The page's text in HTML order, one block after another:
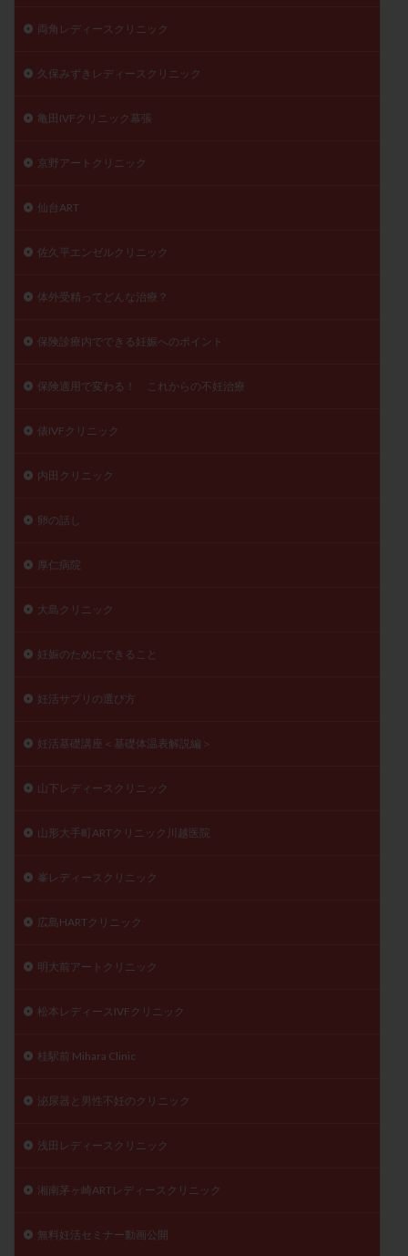
両角レディースクリニック
久保みずきレディースクリニック
亀田IVFクリニック幕張
京野アートクリニック
仙台ART
佐久平エンゼルクリニック
体外受精ってどんな治療？
保険診療内でできる妊娠へのポイント
保険適用で変わる！ これからの不妊治療
俵IVFクリニック
内田クリニック
卵の話し
厚仁病院
大島クリニック
妊娠のためにできること
妊活サプリの選び方
妊活基礎講座＜基礎体温表解説編＞
山下レディースクリニック
山形大手町ARTクリニック川越医院
峯レディースクリニック
広島HARTクリニック
明大前アートクリニック
松本レディースIVFクリニック
桂駅前 Mihara Clinic
泌尿器と男性不妊のクリニック
浅田レディースクリニック
湘南茅ヶ崎ARTレディースクリニック
無料妊活セミナー動画公開